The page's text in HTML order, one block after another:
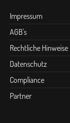
Impressum
AGB's
Rechtliche Hinweise
Datenschutz
Compliance
Partner